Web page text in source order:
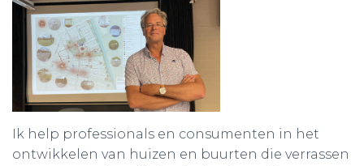
Ik help professionals en consumenten in het
ontwikkelen van huizen en buurten die verrassen